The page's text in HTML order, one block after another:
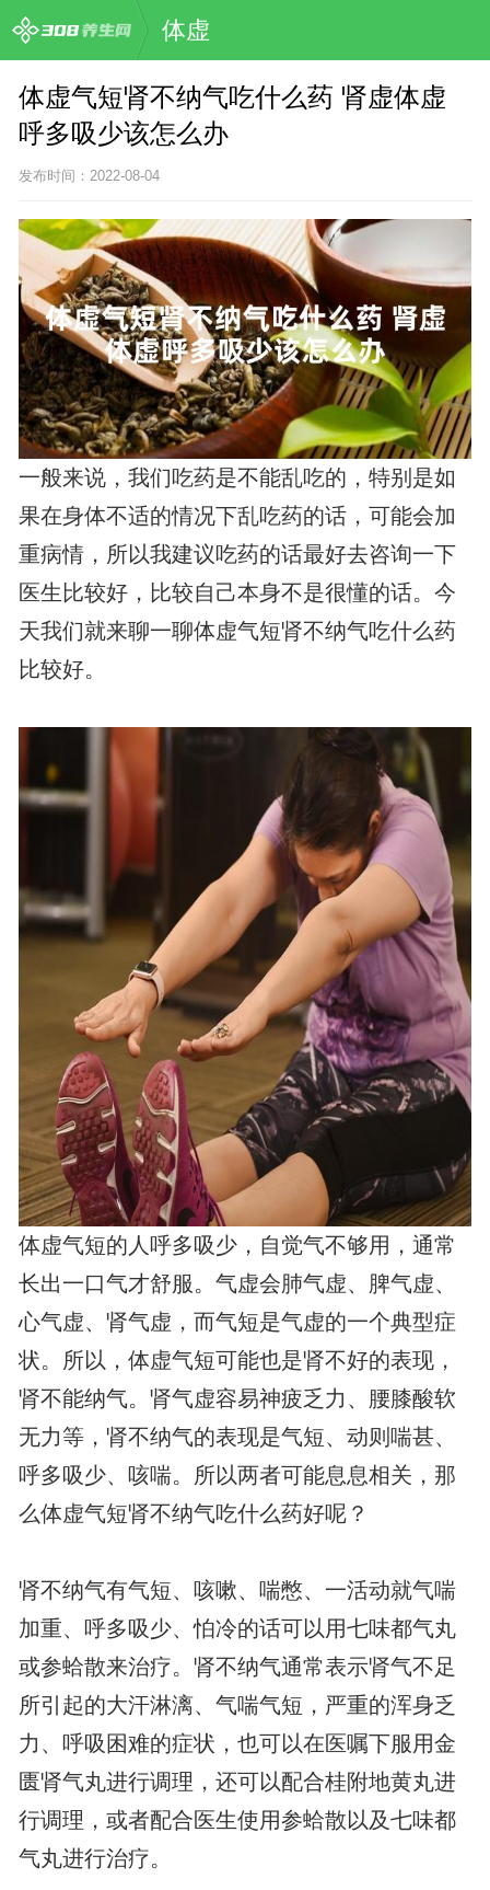
体虚
体虚气短肾不纳气吃什么药 肾虚体虚
呼多吸少该怎么办
发布时间：2022-08-04
一般来说，我们吃药是不能乱吃的，特别是如
果在身体不适的情况下乱吃药的话，可能会加
重病情，所以我建议吃药的话最好去咨询一下
医生比较好，比较自己本身不是很懂的话。今
天我们就来聊一聊体虚气短肾不纳气吃什么药
比较好。
体虚气短的人呼多吸少，自觉气不够用，通常
长出一口气才舒服。气虚会肺气虚、脾气虚、
心气虚、肾气虚，而气短是气虚的一个典型症
状。所以，体虚气短可能也是肾不好的表现，
肾不能纳气。肾气虚容易神疲乏力、腰膝酸软
无力等，肾不纳气的表现是气短、动则喘甚、
呼多吸少、咳喘。所以两者可能息息相关，那
么体虚气短肾不纳气吃什么药好呢？
肾不纳气有气短、咳嗽、喘憋、一活动就气喘
加重、呼多吸少、怕冷的话可以用七味都气丸
或参蛤散来治疗。肾不纳气通常表示肾气不足
所引起的大汗淋漓、气喘气短，严重的浑身乏
力、呼吸困难的症状，也可以在医嘱下服用金
匮肾气丸进行调理，还可以配合桂附地黄丸进
行调理，或者配合医生使用参蛤散以及七味都
气丸进行治疗。